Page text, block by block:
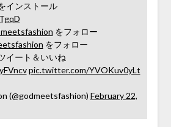
インストール
をフォロー
をフォロー
イート＆いいね
pic.twitter.com/YVOKuv0yLt
(@godmeetsfashion) February 22,